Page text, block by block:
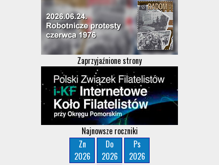
Zaprzyjaźnione strony
Najnowsze roczniki
Zn
2026
Do
2026
Ps
2026